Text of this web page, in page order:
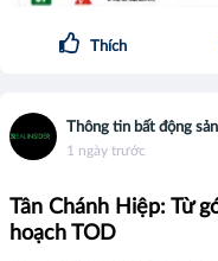
Thích
Thông tin bất động sản
1 ngày trước
Tân Chánh Hiệp: Từ
hoạch TOD